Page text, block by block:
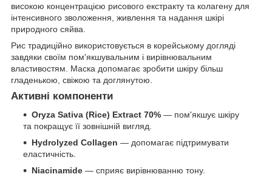
високою концентрацією рисового екстракту та колагену для
інтенсивного зволоження, живлення та надання шкірі
природного сяйва.
Рис традиційно використовується в корейському догляді
завдяки своїм пом'якшувальним і вирівнювальним
властивостям. Маска допомагає зробити шкіру більш
гладенькою, свіжою та доглянутою.
Активні компоненти
Oryza Sativa (Rice) Extract 70% — пом'якшує шкіру
та покращує її зовнішній вигляд.
Hydrolyzed Collagen — допомагає підтримувати
еластичність.
Niacinamide — сприяє вирівнюванню тону.